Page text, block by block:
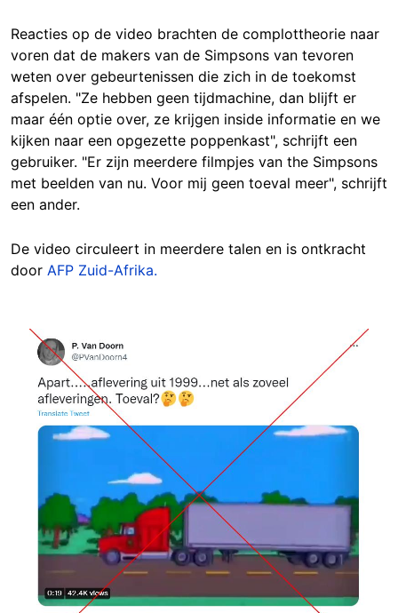
Reacties op de video brachten de complottheorie naar
voren dat de makers van de Simpsons van tevoren
weten over gebeurtenissen die zich in de toekomst
afspelen. "Ze hebben geen tijdmachine, dan blijft er
maar één optie over, ze krijgen inside informatie en we
kijken naar een opgezette poppenkast", schrijft een
gebruiker. "Er zijn meerdere filmpjes van the Simpsons
met beelden van nu. Voor mij geen toeval meer", schrijft
een ander.
De video circuleert in meerdere talen en is ontkracht
door AFP Zuid-Afrika.
Image